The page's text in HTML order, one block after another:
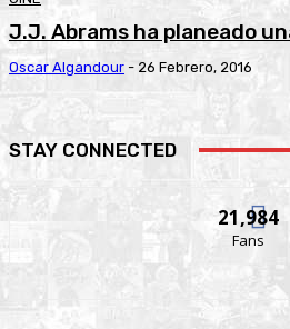
J.J. Abrams ha planeado
Oscar Algandour - 26 Febrero, 2016
STAY CONNECTED
21,984
Fans